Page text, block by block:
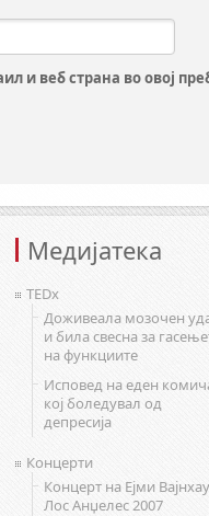
и веб страна во овој
Медијатека
TEDx
Доживеала мозочен
и била свесна за
на функциите
Исповед на еден
кој боледувал од
депресија
Концерти
Концерт на Ејми
Лос Анџелес 2007